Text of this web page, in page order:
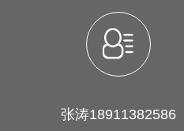
张涛18911382586